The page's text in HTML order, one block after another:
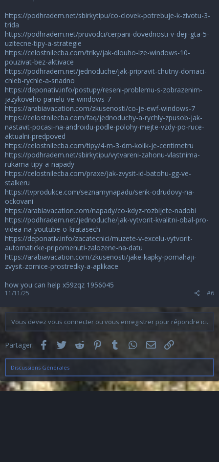
https://podhradem.net/sbirkytipu/co-clovek-potrebuje-k-zivotu-3-
trida
https://podhradem.net/pruvodci/cerpani-dovednosti-v-deji-gta-5-
uzitecne-tipy-a-strategie
https://celostnilecba.com/triky/jak-dlouho-lze-windows-10-
pouzivat-bez-aktivace
https://podhradem.net/jednoduche/jak-pripravit-chutny-domaci-
chleb-rychle-a-snadno
https://deponativ.info/postupy/reseni-problemu-s-zobrazenim-
jazykoveho-panelu-ve-windows-7
https://arabiavacation.com/zkusenosti/co-je-ewf-windows-7
https://celostnilecba.com/faq/jednoduchy-a-rychly-zpusob-jak-
nastavit-pocasi-na-androidu-podle-polohy-mejte-vzdy-po-ruce-
aktualni-predpoved
https://celostnilecba.com/tipy/4-m-3-dm-kolik-je-centimetru
https://podhradem.net/sbirkytipu/vytvareni-zahonu-vlastnima-
rukama-tipy-a-napady
https://celostnilecba.com/praxe/jak-zvysit-id-batohu-gg-ve-
stalkeru
https://tvprodukce.com/seznamynapadu/serik-odrudovy-na-
ockovani
https://arabiavacation.com/napady/co-kdyz-rozbijete-nadobi
https://podhradem.net/jednoduche/jak-vytvorit-kvalitni-obal-pro-
videa-na-youtube-o-kratasech
https://deponativ.info/zacatecnici/muzete-v-excelu-vytvorit-
automaticke-pripomenuti-zalozene-na-datu
https://arabiavacation.com/zkusenosti/jake-kapky-pomahaji-
zvysit-zornice-prostredky-a-aplikace
how you can help x59zqz 1956045
11/11/25 #6
Vous devez vous connecter ou vous enregistrer pour répondre ici.
Partager: Facebook
TwitterReddit PinterestTumblr WhatsApp
EmailLien
Discussions Générales